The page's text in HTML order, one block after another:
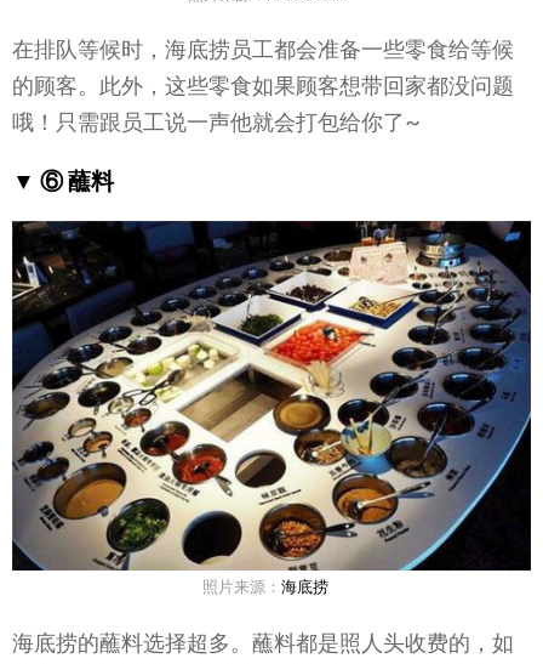
在排队等候时，海底捞员工都会准备一些零食给等候
的顾客。此外，这些零食如果顾客想带回家都没问题
哦！只需跟员工说一声他就会打包给你了~
▼ ⑥ 蘸料
照片来源： 海底捞
海底捞的蘸料选择超多。蘸料都是照人头收费的，如